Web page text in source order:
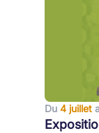
Du 4 juillet